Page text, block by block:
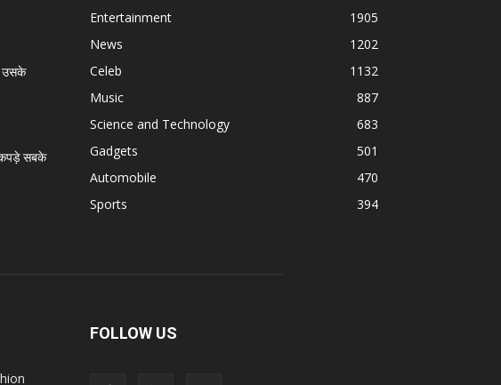
उसके
सबके
Entertainment
1905
News
1202
Celeb
1132
Music
887
Science and Technology
683
Gadgets
501
Automobile
470
Sports
394
FOLLOW US